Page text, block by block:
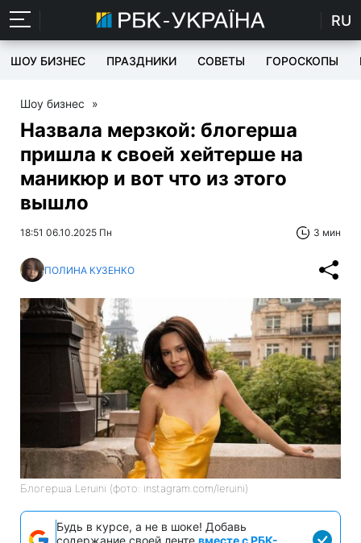
RU
ШОУ БИЗНЕС ПРАЗДНИКИ СОВЕТЫ ГОРОСКОПЫ
Шоу бизнес »
Назвала мерзкой: блогерша
пришла к своей хейтерше на
маникюр и вот что из этого
вышло
18:51 06.10.2025 Пн 3 мин
ПОЛИНА КУЗЕНКО
Блогерша Leruini (фото: instagram.com/leruini)
Будь в курсе, а не в шоке! Добавь
содержание своей ленте вместе с РБК-